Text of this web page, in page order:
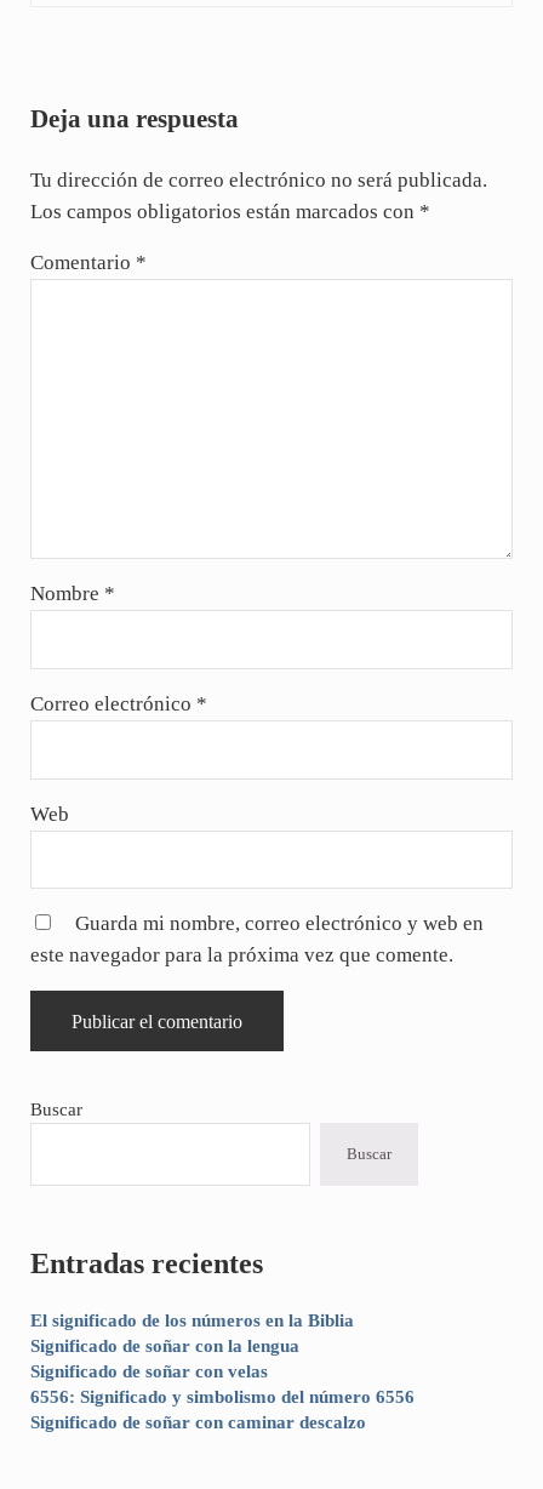
Deja una respuesta
Tu dirección de correo electrónico no será publicada.
Los campos obligatorios están marcados con *
Comentario *
Nombre *
Correo electrónico *
Web
Guarda mi nombre, correo electrónico y web en
este navegador para la próxima vez que comente.
Sidebar
Buscar
Buscar
Entradas recientes
El significado de los números en la Biblia
Significado de soñar con la lengua
Significado de soñar con velas
6556: Significado y simbolismo del número 6556
Significado de soñar con caminar descalzo